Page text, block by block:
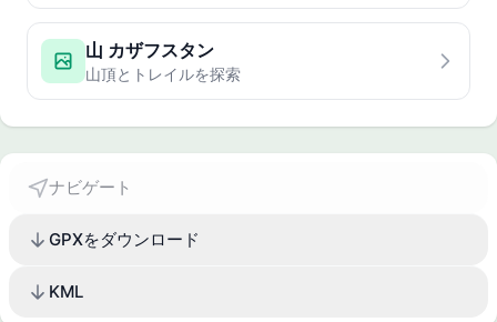
山 カザフスタン
山頂とトレイルを探索
ナビゲート
GPXをダウンロード
KML